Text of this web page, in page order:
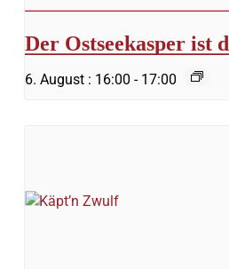
Der Ostseekasper ist
6. August : 16:00 - 17:00